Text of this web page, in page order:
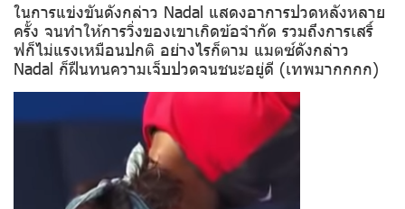
ในการแข่งขันดังกล่าว Nadal แสดงอาการปวดหลังหลาย
ครั้ง จนทำให้การวิ่งของเขาเกิดข้อจำกัด รวมถึงการเสริ์
ฟก็ไม่แรงเหมือนปกติ อย่างไรก็ตาม แมตซ์ดังกล่าว
Nadal ก็ฝืนทนความเจ็บปวดจนชนะอยู่ดี (เทพมากกกก)